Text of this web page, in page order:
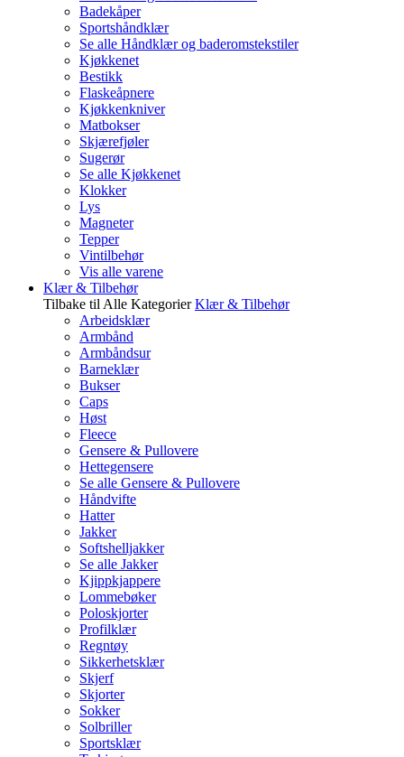
Badekåper
Sportshåndklær
Se alle Håndklær og baderomstekstiler
Kjøkkenet
Bestikk
Flaskeåpnere
Kjøkkenkniver
Matbokser
Skjærefjøler
Sugerør
Se alle Kjøkkenet
Klokker
Lys
Magneter
Tepper
Vintilbehør
Vis alle varene
Klær & Tilbehør
Tilbake til Alle Kategorier Klær & Tilbehør
Arbeidsklær
Armbånd
Armbåndsur
Barneklær
Bukser
Caps
Høst
Fleece
Gensere & Pullovere
Hettegensere
Se alle Gensere & Pullovere
Håndvifte
Hatter
Jakker
Softshelljakker
Se alle Jakker
Kjippkjappere
Lommebøker
Poloskjorter
Profilklær
Regntøy
Sikkerhetsklær
Skjerf
Skjorter
Sokker
Solbriller
Sportsklær